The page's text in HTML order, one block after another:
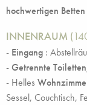
hochwertigen
INNENRAUM
- Eingang :
-Getrennte
- Helles
Sessel, Couchtisch,